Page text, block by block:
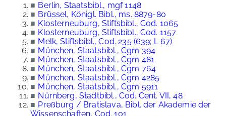
■ Berlin, Staatsbibl., mgf 1148
■ Brüssel, Königl. Bibl., ms. 8879-80
■ Klosterneuburg, Stiftsbibl., Cod. 1065
■ Klosterneuburg, Stiftsbibl., Cod. 1157
■ Melk, Stiftsbibl., Cod. 235 (639; L 67)
■ München, Staatsbibl., Cgm 394
■ München, Staatsbibl., Cgm 481
■ München, Staatsbibl., Cgm 764
■ München, Staatsbibl., Cgm 4285
■ München, Staatsbibl., Cgm 5911
■ Nürnberg, Stadtbibl., Cod. Cent. VII, 48
■ Preßburg / Bratislava, Bibl. der Akademie der
Wissenschaften, Cod. 101